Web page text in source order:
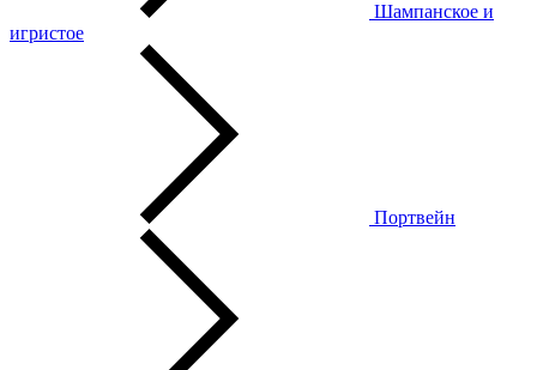
Шампанское и
игристое
Портвейн